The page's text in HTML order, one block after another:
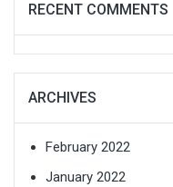
RECENT COMMENTS
ARCHIVES
February 2022
January 2022